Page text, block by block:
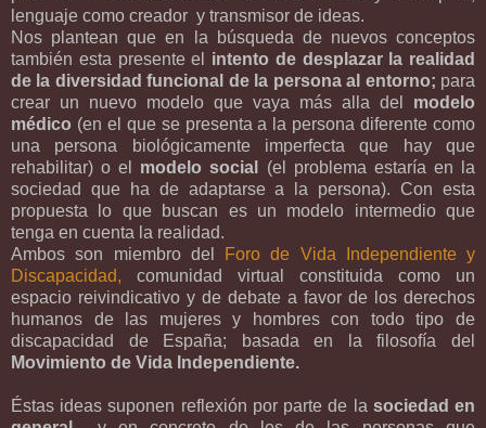
lenguaje como creador y transmisor de ideas.
Nos plantean que en la búsqueda de nuevos conceptos
también esta presente el
intento de desplazar la realidad
de la diversidad funcional de la persona al entorno; para
crear un nuevo modelo que vaya más alla del
modelo
médico (en el que se presenta a la persona diferente como
una persona biológicamente imperfecta que hay que
rehabilitar) o el modelo social
(el problema estaría en la
sociedad que ha de adaptarse a la persona). Con esta
propuesta lo que buscan es un modelo intermedio que
tenga en cuenta la realidad.
Ambos son miembro del
Foro de Vida Independiente y
Discapacidad, comunidad virtual constituida como un
espacio reivindicativo y de debate a favor de los derechos
humanos de las mujeres y hombres con todo tipo de
discapacidad de España; basada en la filosofía del
Movimiento de Vida Independiente.
Éstas ideas suponen reflexión por parte de la sociedad en